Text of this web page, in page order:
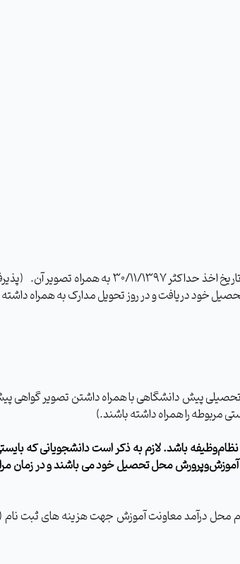
7- اصل گواهينامه پيش دانشگاهي يا گواهي موقت آن +2 سري تصوير یا مدرك پايان دوره كارداني
پیش دانشگاهی با همراه داشتن تصویر گواهی
مربوطه را همراه داشته باشند.)
باشد.لازم به ذکر است دانشجویانی که
آموزش‌وپرورشمحل تحصیلخود می باشند و در زمان
شماره حساب 461588700 بانک تجارت شعبه مرکزی به نام محل درآمد معاونت آموزش جهت